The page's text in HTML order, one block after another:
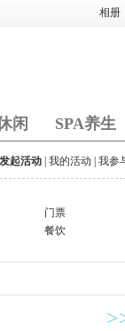
相册
闲 SPA养生
发起活动 我的活动 我参
门票
餐饮